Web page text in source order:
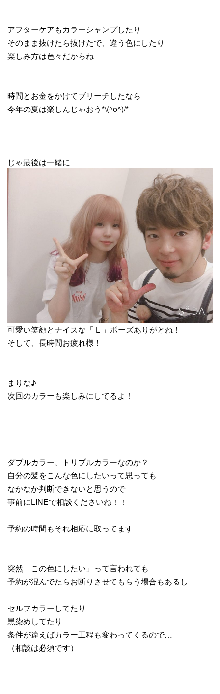
アフターケアもカラーシャンプしたり
そのまま抜けたら抜けたで、違う色にしたり
楽しみ方は色々だからね
時間とお金をかけてブリーチしたなら
今年の夏は楽しんじゃおう*\(^o^)/*
じゃ最後は一緒に
可愛い笑顔とナイスな「 L 」ポーズありがとね！
そして、長時間お疲れ様！
まりな♪
次回のカラーも楽しみにしてるよ！
ダブルカラー、トリプルカラーなのか？
自分の髪をこんな色にしたいって思っても
なかなか判断できないと思うので
事前にLINEで相談くださいね！！
予約の時間もそれ相応に取ってます
突然「この色にしたい」って言われても
予約が混んでたらお断りさせてもらう場合もあるし
セルフカラーしてたり
黒染めしてたり
条件が違えばカラー工程も変わってくるので…
（相談は必須です）